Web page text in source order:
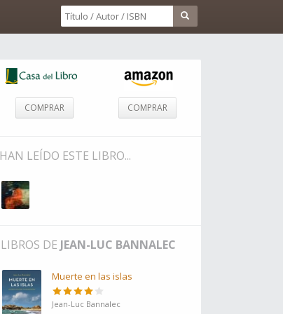
COMPRAR COMPRAR
HAN LEÍDO ESTE LIBRO...
LIBROS DE JEAN-LUC BANNALEC
Muerte en las islas
Jean-Luc Bannalec